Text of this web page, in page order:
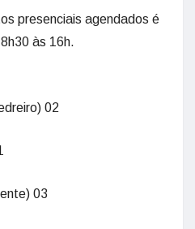
presenciais agendados é
às 16h.
02
03